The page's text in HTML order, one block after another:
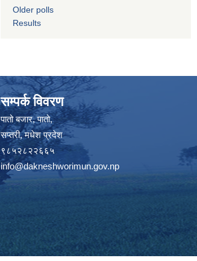
Older polls
Results
सम्पर्क विवरण
पातो बजार, पातो,
सप्तरी, मधेश प्रदेश
९८५२८२२६६५
info@dakneshworimun.gov.np